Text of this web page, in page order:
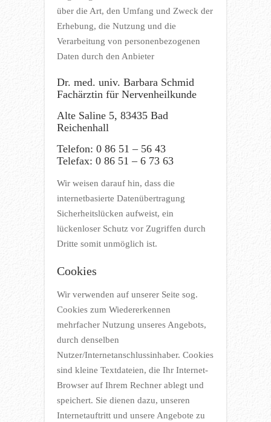
über die Art, den Umfang und Zweck der
Erhebung, die Nutzung und die
Verarbeitung von personenbezogenen
Daten durch den Anbieter
Dr. med. univ. Barbara Schmid
Fachärztin für Nervenheilkunde
Alte Saline 5, 83435 Bad
Reichenhall
Telefon: 0 86 51 – 56 43
Telefax: 0 86 51 – 6 73 63
Wir weisen darauf hin, dass die
internetbasierte Datenübertragung
Sicherheitslücken aufweist, ein
lückenloser Schutz vor Zugriffen durch
Dritte somit unmöglich ist.
Cookies
Wir verwenden auf unserer Seite sog.
Cookies zum Wiedererkennen
mehrfacher Nutzung unseres Angebots,
durch denselben
Nutzer/Internetanschlussinhaber. Cookies
sind kleine Textdateien, die Ihr Internet-
Browser auf Ihrem Rechner ablegt und
speichert. Sie dienen dazu, unseren
Internetauftritt und unsere Angebote zu